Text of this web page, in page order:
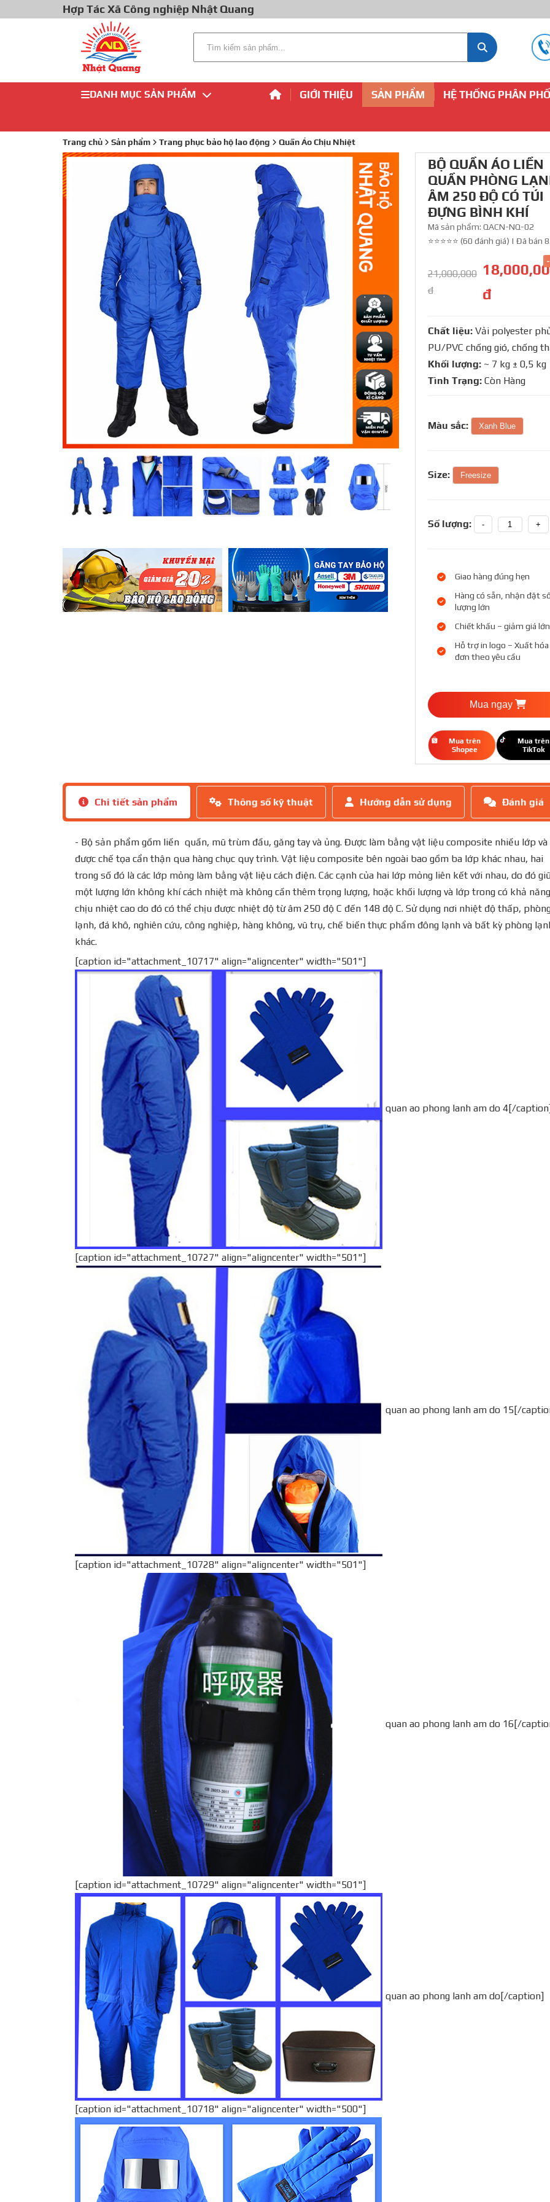
Hợp Tác Xã Công nghiệp Nhật Quang
DANH MỤC SẢN PHẨM GIỚI THIỆU SẢN PHẨM HỆ THỐNG PHÂN
Trang chủ Sản phẩm Trang phục bảo hộ lao động Quần Áo Chịu Nhiệt
BỘ QUẦN ÁO LIỀN
QUẦN PHÒNG
ÂM 250 ĐỘ CÓ TÚI
ĐỰNG BÌNH KHÍ
Mã sản phẩm: QACN-NQ-02
⭐⭐⭐⭐⭐ (60 đánh giá) | Đã bán
21,000,000
đ
đ
Chất liệu: Vải polyester
PU/PVC chống gió, chống
Khối lượng: ~ 7 kg ± 0,5 kg
Tình Trạng: Còn Hàng
Màu sắc: Xanh Blue
Size: Freesize
Số lượng: - +
Giao hàng đúng hẹn
Hàng có sẵn, nhận đặt
lượng lớn
Chiết khấu – giảm giá lớn
Hỗ trợ in logo – Xuất hóa
đơn theo yêu cầu
Mua ngay
Mua trên
Shopee
Mua trên
TikTok
Chi tiết sản phẩm Thông số kỹ thuật Hướng dẫn sử dụng Đánh giá
- Bộ sản phẩm gồm liền quần, mũ trùm đầu, găng tay và ủng. Được làm bằng vật liệu composite nhiều lớp và
được chế tọa cẩn thận qua hàng chục quy trình. Vật liệu composite bên ngoài bao gồm ba lớp khác nhau, hai
trong số đó là các lớp mỏng làm bằng vật liệu cách điện. Các cạnh của hai lớp mỏng liên kết với nhau, do đó
một lượng lớn không khí cách nhiệt mà không cần thêm trọng lượng, hoặc khối lượng và lớp trong có khả năng
chịu nhiệt cao do đó có thể chịu được nhiệt độ từ âm 250 độ C đến 148 độ C. Sử dụng nơi nhiệt độ thấp,
lạnh, đá khô, nghiên cứu, công nghiệp, hàng không, vũ trụ, chế biến thực phẩm đông lạnh và bất kỳ phòng
khác.
[caption id="attachment_10717" align="aligncenter" width="501"]
quan ao phong lanh am do 4[/
[caption id="attachment_10727" align="aligncenter" width="501"]
quan ao phong lanh am do 15[/
[caption id="attachment_10728" align="aligncenter" width="501"]
quan ao phong lanh am do 16[/
[caption id="attachment_10729" align="aligncenter" width="501"]
quan ao phong lanh am do[/caption]
[caption id="attachment_10718" align="aligncenter" width="500"]